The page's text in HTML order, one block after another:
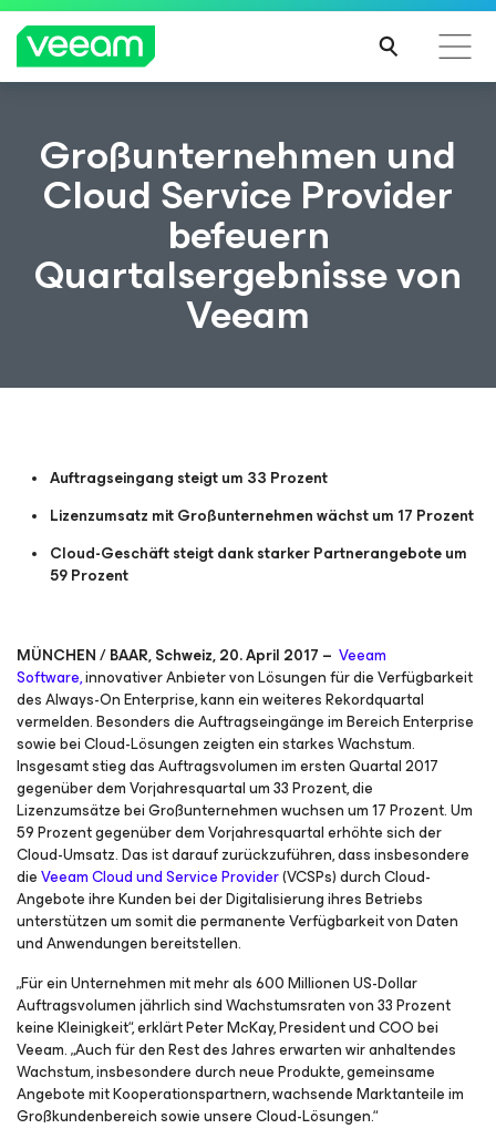
Hinweise von Veeam für Kunden, die vom Content-
Update von CrowdStrike betroffen sind
MEH
HRE
Großunternehmen und
Cloud Service Provider
befeuern
Quartalsergebnisse von
Veeam
Auftragseingang steigt um 33 Prozent
Lizenzumsatz mit Großunternehmen wächst um 17 Prozent
Cloud-Geschäft steigt dank starker Partnerangebote um
59 Prozent
MÜNCHEN / BAAR, Schweiz, 20. April 2017 – Veeam
Software,innovativer Anbieter von Lösungen für die Verfügbarkeit
des Always-On Enterprise, kann ein weiteres Rekordquartal
vermelden. Besonders die Auftragseingänge im Bereich Enterprise
sowie bei Cloud-Lösungen zeigten ein starkes Wachstum.
Insgesamt stieg das Auftragsvolumen im ersten Quartal 2017
gegenüber dem Vorjahresquartal um 33 Prozent, die
Lizenzumsätze bei Großunternehmen wuchsen um 17 Prozent. Um
59 Prozent gegenüber dem Vorjahresquartal erhöhte sich der
Cloud-Umsatz. Das ist darauf zurückzuführen, dass insbesondere
dieVeeam Cloud und Service Provider(VCSPs) durch Cloud-
Angebote ihre Kunden bei der Digitalisierung ihres Betriebs
unterstützen um somit die permanente Verfügbarkeit von Daten
und Anwendungen bereitstellen.
„Für ein Unternehmen mit mehr als 600 Millionen US-Dollar
Auftragsvolumen jährlich sind Wachstumsraten von 33 Prozent
keine Kleinigkeit“, erklärt Peter McKay, President und COO bei
Veeam. „Auch für den Rest des Jahres erwarten wir anhaltendes
Wachstum, insbesondere durch neue Produkte, gemeinsame
Angebote mit Kooperationspartnern, wachsende Marktanteile im
Großkundenbereich sowie unsere Cloud-Lösungen.“